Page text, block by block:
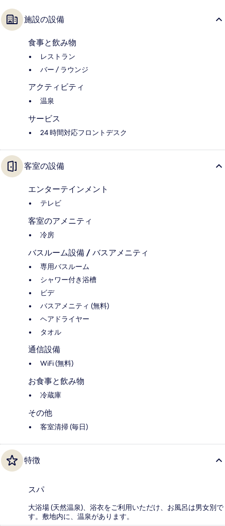
施設の設備
食事と飲み物
レストラン
バー / ラウンジ
アクティビティ
温泉
サービス
24 時間対応フロントデスク
客室の設備
エンターテインメント
テレビ
客室のアメニティ
冷房
バスルーム設備 / バスアメニティ
専用バスルーム
シャワー付き浴槽
ビデ
バスアメニティ (無料)
ヘアドライヤー
タオル
通信設備
WiFi (無料)
お食事と飲み物
冷蔵庫
その他
客室清掃 (毎日)
特徴
スパ
大浴場 (天然温泉)、浴衣をご利用いただけ、お風呂は男女別で
す。敷地内に、温泉があります。